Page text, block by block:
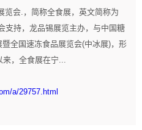
览会.，简称全食展，英文简称为
支持，龙品锡展览主办，与中国糖
全国速冻食品展览会(中冰展)，形
，全食展在宁...
a/29757.html